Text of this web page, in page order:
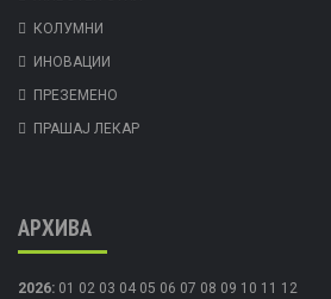
КОЛУМНИ
ИНОВАЦИИ
ПРЕЗЕМЕНО
ПРАШАЈ ЛЕКАР
АРХИВА
2026: 01 02 03 04 05 06 07 08 09 10 11 12